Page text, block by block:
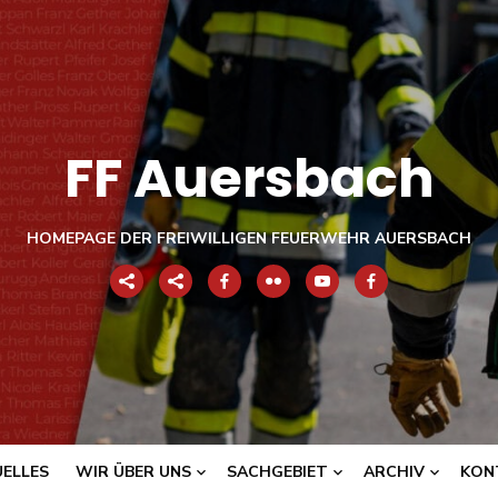
FF Auersbach
HOMEPAGE DER FREIWILLIGEN FEUERWEHR AUERSBACH
WIR ÜBER UNS SACHGEBIET ARCHIV